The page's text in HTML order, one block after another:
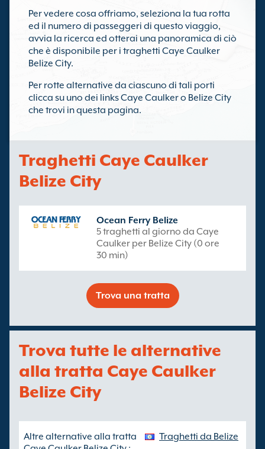
Per vedere cosa offriamo, seleziona la tua rotta
ed il numero di passeggeri di questo viaggio,
avvia la ricerca ed otterai una panoramica di ciò
che è disponibile per i traghetti Caye Caulker
Belize City.
Per rotte alternative da ciascuno di tali porti
clicca su uno dei links Caye Caulker o Belize City
che trovi in questa pagina.
Traghetti Caye Caulker
Belize City
Ocean Ferry Belize
5 traghetti al giorno da Caye
Caulker per Belize City (0 ore
30 min)
Trova una tratta
Trova tutte le alternative
alla tratta Caye Caulker
Belize City
Altre alternative alla tratta
Traghetti da Belize